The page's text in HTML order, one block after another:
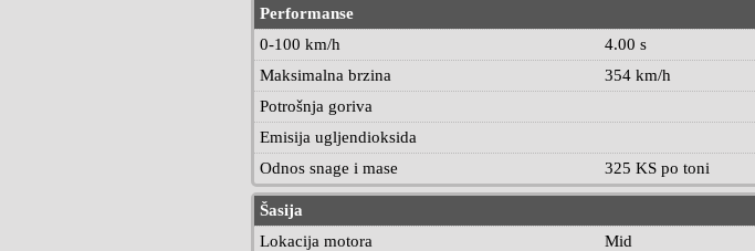
Performanse
4.00 s
0-100 km/h
354 km/h
Maksimalna brzina
Potrošnja goriva
Emisija ugljendioksida
325 KS po toni
Odnos snage i mase
Šasija
Mid
Lokacija motora